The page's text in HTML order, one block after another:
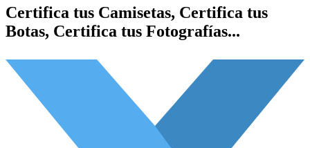
Certifica tus Camisetas, Certifica tus
Botas, Certifica tus Fotografías...